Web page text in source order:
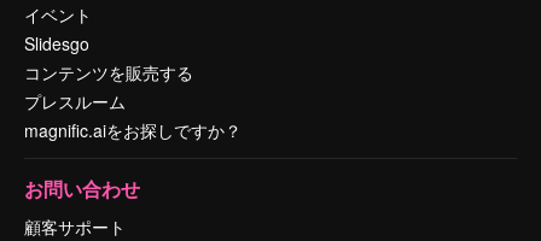
イベント
Slidesgo
コンテンツを販売する
プレスルーム
magnific.aiをお探しですか？
お問い合わせ
顧客サポート